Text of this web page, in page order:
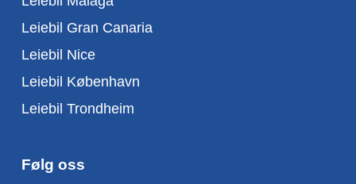
Leiebil Gran Canaria
Leiebil Nice
Leiebil København
Leiebil Trondheim
Følg oss